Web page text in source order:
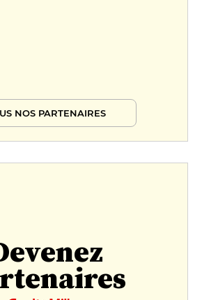
NOS PARTENAIRES